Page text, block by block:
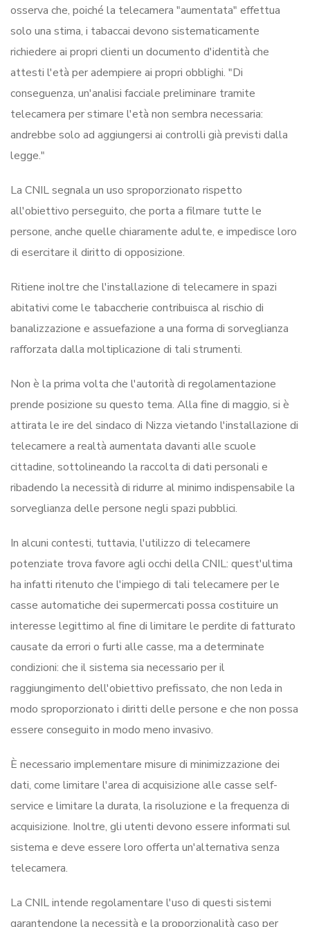
osserva che, poiché la telecamera "aumentata" effettua
solo una stima, i tabaccai devono sistematicamente
richiedere ai propri clienti un documento d'identità che
attesti l'età per adempiere ai propri obblighi. "Di
conseguenza, un'analisi facciale preliminare tramite
telecamera per stimare l'età non sembra necessaria:
andrebbe solo ad aggiungersi ai controlli già previsti dalla
legge."
La CNIL segnala un uso sproporzionato rispetto
all'obiettivo perseguito, che porta a filmare tutte le
persone, anche quelle chiaramente adulte, e impedisce loro
di esercitare il diritto di opposizione.
Ritiene inoltre che l'installazione di telecamere in spazi
abitativi come le tabaccherie contribuisca al rischio di
banalizzazione e assuefazione a una forma di sorveglianza
rafforzata dalla moltiplicazione di tali strumenti.
Non è la prima volta che l'autorità di regolamentazione
prende posizione su questo tema. Alla fine di maggio, si è
attirata le ire del sindaco di Nizza vietando l'installazione di
telecamere a realtà aumentata davanti alle scuole
cittadine, sottolineando la raccolta di dati personali e
ribadendo la necessità di ridurre al minimo indispensabile la
sorveglianza delle persone negli spazi pubblici.
In alcuni contesti, tuttavia, l'utilizzo di telecamere
potenziate trova favore agli occhi della CNIL: quest'ultima
ha infatti ritenuto che l'impiego di tali telecamere per le
casse automatiche dei supermercati possa costituire un
interesse legittimo al fine di limitare le perdite di fatturato
causate da errori o furti alle casse, ma a determinate
condizioni: che il sistema sia necessario per il
raggiungimento dell'obiettivo prefissato, che non leda in
modo sproporzionato i diritti delle persone e che non possa
essere conseguito in modo meno invasivo.
È necessario implementare misure di minimizzazione dei
dati, come limitare l'area di acquisizione alle casse self-
service e limitare la durata, la risoluzione e la frequenza di
acquisizione. Inoltre, gli utenti devono essere informati sul
sistema e deve essere loro offerta un'alternativa senza
telecamera.
La CNIL intende regolamentare l'uso di questi sistemi
garantendone la necessità e la proporzionalità caso per